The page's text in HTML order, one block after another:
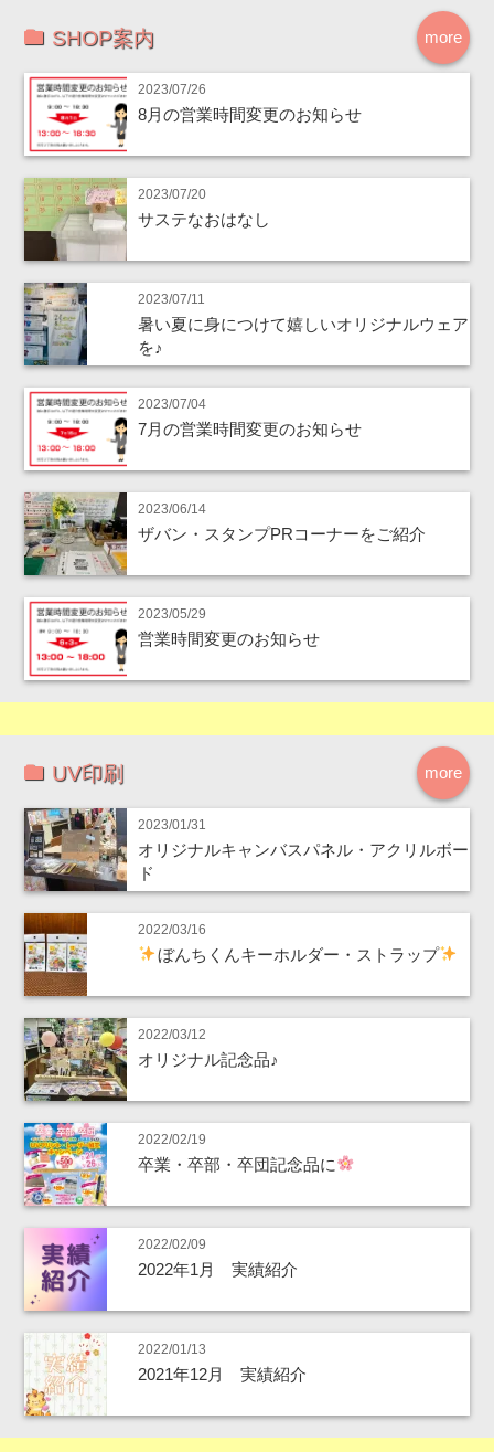
more
SHOP案内
2023/07/26
8月の営業時間変更のお知らせ
2023/07/20
サステなおはなし
2023/07/11
暑い夏に身につけて嬉しいオリジナルウェア
を♪
2023/07/04
7月の営業時間変更のお知らせ
2023/06/14
ザバン・スタンプPRコーナーをご紹介
2023/05/29
営業時間変更のお知らせ
more
UV印刷
2023/01/31
オリジナルキャンバスパネル・アクリルボー
ド
2022/03/16
ぼんちくんキーホルダー・ストラップ
2022/03/12
オリジナル記念品♪
2022/02/19
卒業・卒部・卒団記念品に
2022/02/09
2022年1月 実績紹介
2022/01/13
2021年12月 実績紹介